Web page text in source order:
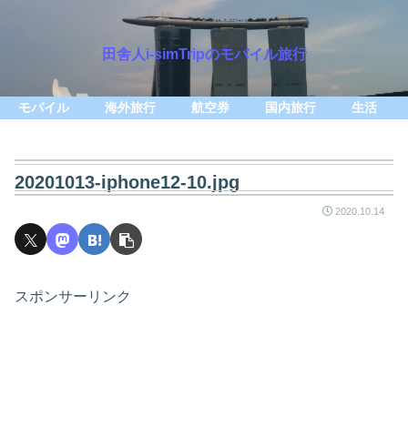
田舎人i-simTripのモバイル旅行
モバイル 海外旅行 航空券 国内旅行 生活
20201013-iphone12-10.jpg
2020.10.14
スポンサーリンク